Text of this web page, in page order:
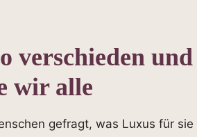
verschieden und
wir alle
gefragt, was Luxus für sie